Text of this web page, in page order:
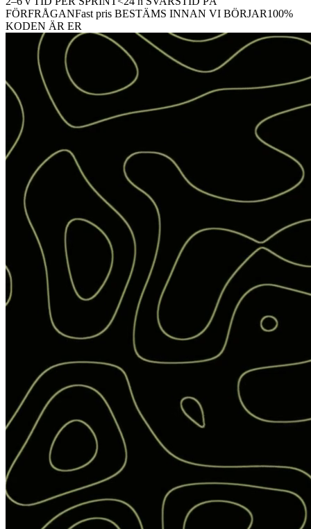
FÖRFRÅGANFast pris BESTÄMS INNAN VI BÖRJAR100%
KODEN ÄR ER